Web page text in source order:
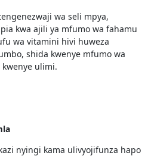
wa seli mpya,
kwa ajili ya mfumo wa fahamu
wa vitamini hivi huweza
shida kwenye mfumo wa
ulimi.
nyingi kama ulivyojifunza hapo